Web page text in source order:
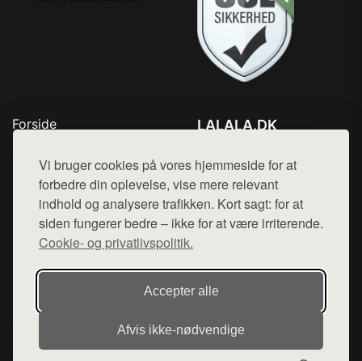
Vi bruger cookies på vores hjemmeside for at
forbedre din oplevelse, vise mere relevant
indhold og analysere trafikken. Kort sagt: for at
siden fungerer bedre – ikke for at være irriterende.
Cookie- og privatlivspolitik.
Accepter alle
Afvis ikke‑nødvendige
Forside
Top Rabatter
Blog
Kontakt
LALALA.DK
Mail: hej@want.dk
Cookie- og privatlivspolitik
Denne side er en del af want.dk, der udgiver en række
hjemmesider med præsentation af forskellige produkter fra
diverse webshops. Der sælges ikke varer fra denne side - vi